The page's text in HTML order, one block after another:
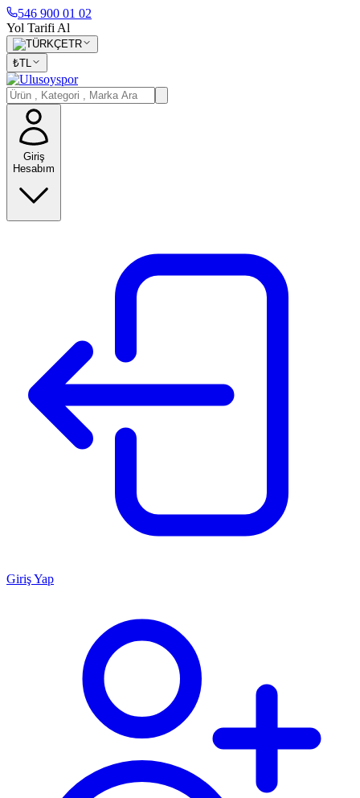
546 900 01 02
Yol Tarifi Al
TR
₺TL
Giriş
Hesabım
Giriş Yap